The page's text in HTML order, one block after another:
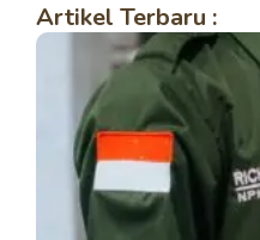
Artikel Terbaru :